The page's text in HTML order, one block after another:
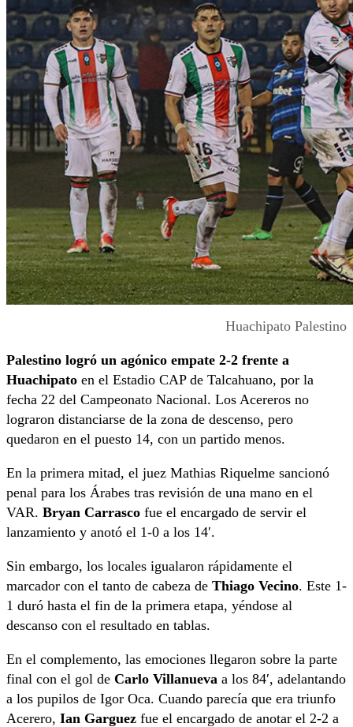
Huachipato Palestino
Palestino logró un agónico empate 2-2 frente a
Huachipato en el Estadio CAP de Talcahuano, por la
fecha 22 del Campeonato Nacional. Los Acereros no
lograron distanciarse de la zona de descenso, pero
quedaron en el puesto 14, con un partido menos.
En la primera mitad, el juez Mathias Riquelme sancionó
penal para los Árabes tras revisión de una mano en el
VAR. Bryan Carrasco fue el encargado de servir el
lanzamiento y anotó el 1-0 a los 14′.
Sin embargo, los locales igualaron rápidamente el
marcador con el tanto de cabeza de Thiago Vecino. Este 1-
1 duró hasta el fin de la primera etapa, yéndose al
descanso con el resultado en tablas.
En el complemento, las emociones llegaron sobre la parte
final con el gol de Carlo Villanueva a los 84′, adelantando
a los pupilos de Igor Oca. Cuando parecía que era triunfo
Acerero, Ian Garguez fue el encargado de anotar el 2-2 a